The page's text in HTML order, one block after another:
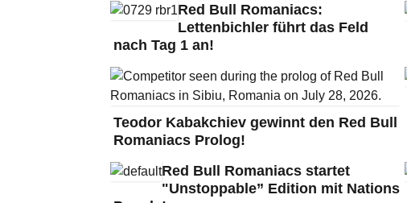
Red Bull Romaniacs:
Lettenbichler führt das Feld
nach Tag 1 an!
Teodor Kabakchiev gewinnt den Red Bull
Romaniacs Prolog!
Red Bull Romaniacs startet
"Unstoppable” Edition mit Nations